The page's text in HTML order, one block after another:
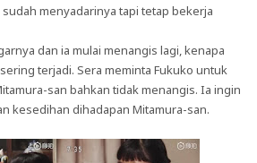
menyadarinya tapi tetap bekerja
dan ia mulai menangis lagi, kenapa
terjadi. Sera meminta Fukuko untuk
san bahkan tidak menangis. Ia ingin
kesedihan dihadapan Mitamura-san.